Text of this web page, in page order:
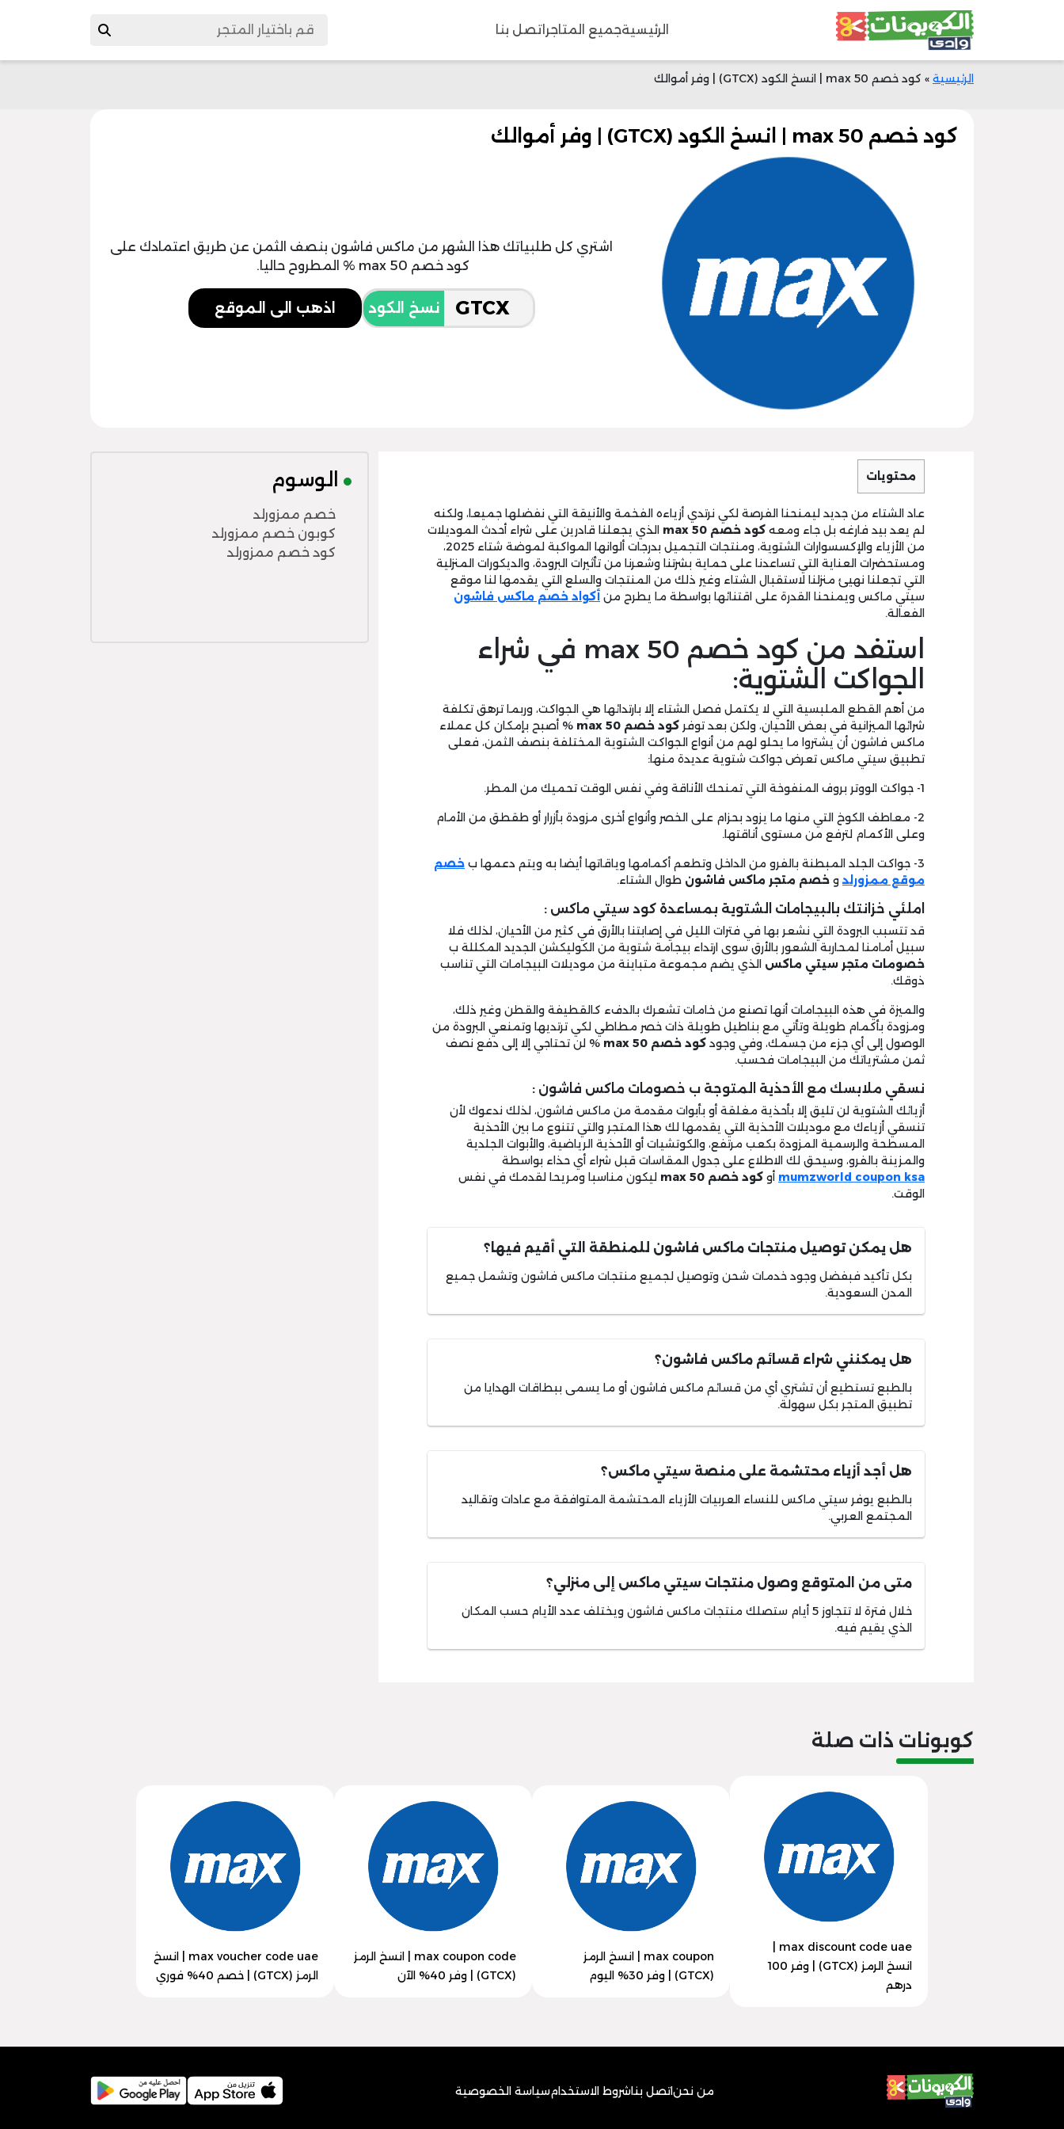
الرئيسيةجميع المتاجر اتصل بنا
الرئيسية » كود خصم max 50 | انسخ الكود (GTCX) | وفر أموالك
كود خصم max 50 | انسخ الكود (GTCX) | وفر أموالك
اشتري كل طلبياتك هذا الشهر من ماكس فاشون بنصف الثمن عن طريق اعتمادك على
كود خصم max 50 % المطروح حاليا.
نسخ الكود اذهب الى الموقع
محتويات
عاد الشتاء من جديد ليمنحنا الفرصة لكي نرتدي أزياءه الفخمة والأنيقة التي نفضلها جميعا، ولكنه
لم يعد بيد فارغه بل جاء ومعه كود خصم max 50
الذي يجعلنا قادرين على شراء أحدث الموديلات
من الأزياء والإكسسوارات الشتوية، ومنتجات التجميل بدرجات ألوانها المواكبة لموضة شتاء 2025،
ومستحضرات العناية التي تساعدنا على حماية بشرتنا وشعرنا من تأثيرات البرودة، والديكورات المنزلية
التي تجعلنا نهيئ منزلنا لاستقبال الشتاء وغير ذلك من المنتجات والسلع التي يقدمها لنا موقع
سيتي ماكس ويمنحنا القدرة على اقتنائها بواسطة ما يطرح من أكواد خصم ماكس فاشون
الفعالة.
استفد من كود خصم max 50 في شراء
الجواكت الشتوية:
من أهم القطع الملبسية التي لا يكتمل فصل الشتاء إلا بارتدائها هي الجواكت، وربما ترهق تكلفة
شرائها الميزانية في بعض الأحيان، ولكن بعد توفر كود خصم max 50
% أصبح بإمكان كل عملاء
ماكس فاشون أن يشتروا ما يحلو لهم من أنواع الجواكت الشتوية المختلفة بنصف الثمن، فعلى
تطبيق سيتي ماكس تعرض جواكت شتوية عديدة منها:
1- جواكت الووتر بروف المنفوخة التي تمنحك الأناقة وفي نفس الوقت تحميك من المطر.
2- معاطف الكوخ التي منها ما يزود بحزام على الخصر وأنواع أخرى مزودة بأزرار أو طقطق من الأمام
وعلى الأكمام لترفع من مستوى أناقتها.
3- جواكت الجلد المبطنة بالفرو من الداخل وتطعم أكمامها وياقاتها أيضا به ويتم دعمها ب
خصم
موقع ممزورلد و خصم متجر ماكس فاشون طوال الشتاء.
املئي خزانتك بالبيجامات الشتوية بمساعدة كود سيتي ماكس :
قد تتسبب البرودة التي نشعر بها في فترات الليل في إصابتنا بالأرق في كثير من الأحيان، لذلك فلا
سبيل أمامنا لمحاربة الشعور بالأرق سوى ارتداء بيجامة شتوية من الكوليكشن الجديد المكللة ب
خصومات متجر سيتي ماكس الذي يضم مجموعة متباينة من موديلات البيجامات التي تناسب
ذوقك.
والميزة في هذه البيجامات أنها تصنع من خامات تشعرك بالدفء كالقطيفة والقطن وغير ذلك،
ومزودة بأكمام طويلة وتأتي مع بناطيل طويلة ذات خصر مطاطي لكي ترتديها وتمنعي البرودة من
الوصول إلى أي جزء من جسمك، وفي وجود كود خصم max 50
% لن تحتاجي إلا إلى دفع نصف
ثمن مشترياتك من البيجامات فحسب.
نسقي ملابسك مع الأحذية المتوجة ب خصومات ماكس فاشون :
أزيائك الشتوية لن تليق إلا بأحذية مغلقة أو بأبوات مقدمة من ماكس فاشون، لذلك ندعوك لأن
تنسقي أزياءك مع موديلات الأحذية التي يقدمها لك هذا المتجر والتي تتنوع ما بين الأحذية
المسطحة والرسمية المزودة بكعب مرتفع، والكوتشيات أو الأحذية الرياضية، والأبوات الجلدية
والمزينة بالفرو، وسيحق لك الاطلاع على جدول المقاسات قبل شراء أي حذاء بواسطة
mumzworld coupon ksa أو كود خصم max 50
ليكون مناسبا ومريحا لقدمك في نفس
الوقت.
هل يمكن توصيل منتجات ماكس فاشون للمنطقة التي أقيم فيها؟
بكل تأكيد فبفضل وجود خدمات شحن وتوصيل لجميع منتجات ماكس فاشون وتشمل جميع
المدن السعودية.
هل يمكنني شراء قسائم ماكس فاشون؟
بالطبع تستطيع أن تشتري أي من قسائم ماكس فاشون أو ما يسمى ببطاقات الهدايا من
تطبيق المتجر بكل سهولة.
هل أجد أزياء محتشمة على منصة سيتي ماكس؟
بالطبع يوفر سيتي ماكس للنساء العربيات الأزياء المحتشمة المتوافقة مع عادات وتقاليد
المجتمع العربي.
متى من المتوقع وصول منتجات سيتي ماكس إلى منزلي؟
خلال فترة لا تتجاوز 5 أيام ستصلك منتجات ماكس فاشون ويختلف عدد الأيام حسب المكان
الذي يقيم فيه.
الوسوم
خصم ممزورلد
كوبون خصم ممزورلد
كود خصم ممزورلد
كوبونات ذات صلة
انسخ الرمز (GTCX) | وفر 100
درهم
max coupon | انسخ الرمز
(GTCX) | وفر 30% اليوم
max coupon code | انسخ الرمز
(GTCX) | وفر 40% الآن
max voucher code uae | انسخ
الرمز (GTCX) | خصم 40% فوري
من نحناتصل بناشروط الاستخدامسياسة الخصوصية